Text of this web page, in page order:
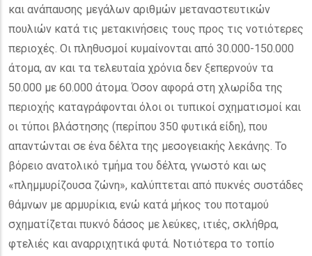
και ανάπαυσης μεγάλων αριθμών μεταναστευτικών
πουλιών κατά τις μετακινήσεις τους προς τις νοτιότερες
περιοχές. Οι πληθυσμοί κυμαίνονται από 30.000-150.000
άτομα, αν και τα τελευταία χρόνια δεν ξεπερνούν τα
50.000 με 60.000 άτομα. Όσον αφορά στη χλωρίδα της
περιοχής καταγράφονται όλοι οι τυπικοί σχηματισμοί και
οι τύποι βλάστησης (περίπου 350 φυτικά είδη), που
απαντώνται σε ένα δέλτα της μεσογειακής λεκάνης. Το
βόρειο ανατολικό τμήμα του δέλτα, γνωστό και ως
«πλημμυρίζουσα ζώνη», καλύπτεται από πυκνές συστάδες
θάμνων με αρμυρίκια, ενώ κατά μήκος του ποταμού
σχηματίζεται πυκνό δάσος με λεύκες, ιτιές, σκλήθρα,
φτελιές και αναρριχητικά φυτά. Νοτιότερα το τοπίο